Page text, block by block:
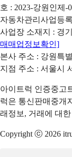
호 : 2023-강원인제-
자동차관리사업등
사업장 소재지 : 경
매매업정보확인]
본사 주소 : 강원특
지점 주소 : 서울시
아이트럭 인증중고
럭은 통신판매중개
래정보, 거래에 대
Copyright ⓒ 2026